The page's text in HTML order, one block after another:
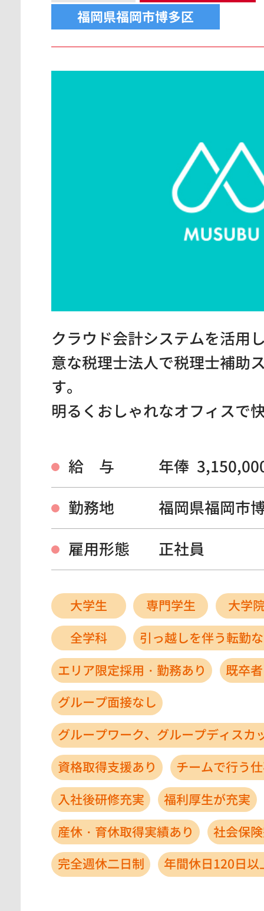
香川県
福岡県福岡市博多区
クラウド会計システムを活用
意な税理士法人で税理士補助
す。
明るくおしゃれなオフィスで
給 与
年俸
勤務地
福岡県福岡市
雇用形態
正社員
大学生 専門学生
大学
全学科
引っ越しを伴う転勤
エリア限定採用・勤務あり
既卒
グループ面接なし
グループワーク、グループディスカ
資格取得支援あり
チームで行う
入社後研修充実
福利厚生が充実
産休・育休取得実績あり
社会保
完全週休二日制
年間休日120日以